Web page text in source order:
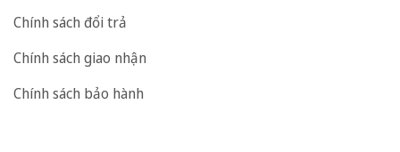
Chính sách đổi trả
Chính sách giao nhận
Chính sách bảo hành